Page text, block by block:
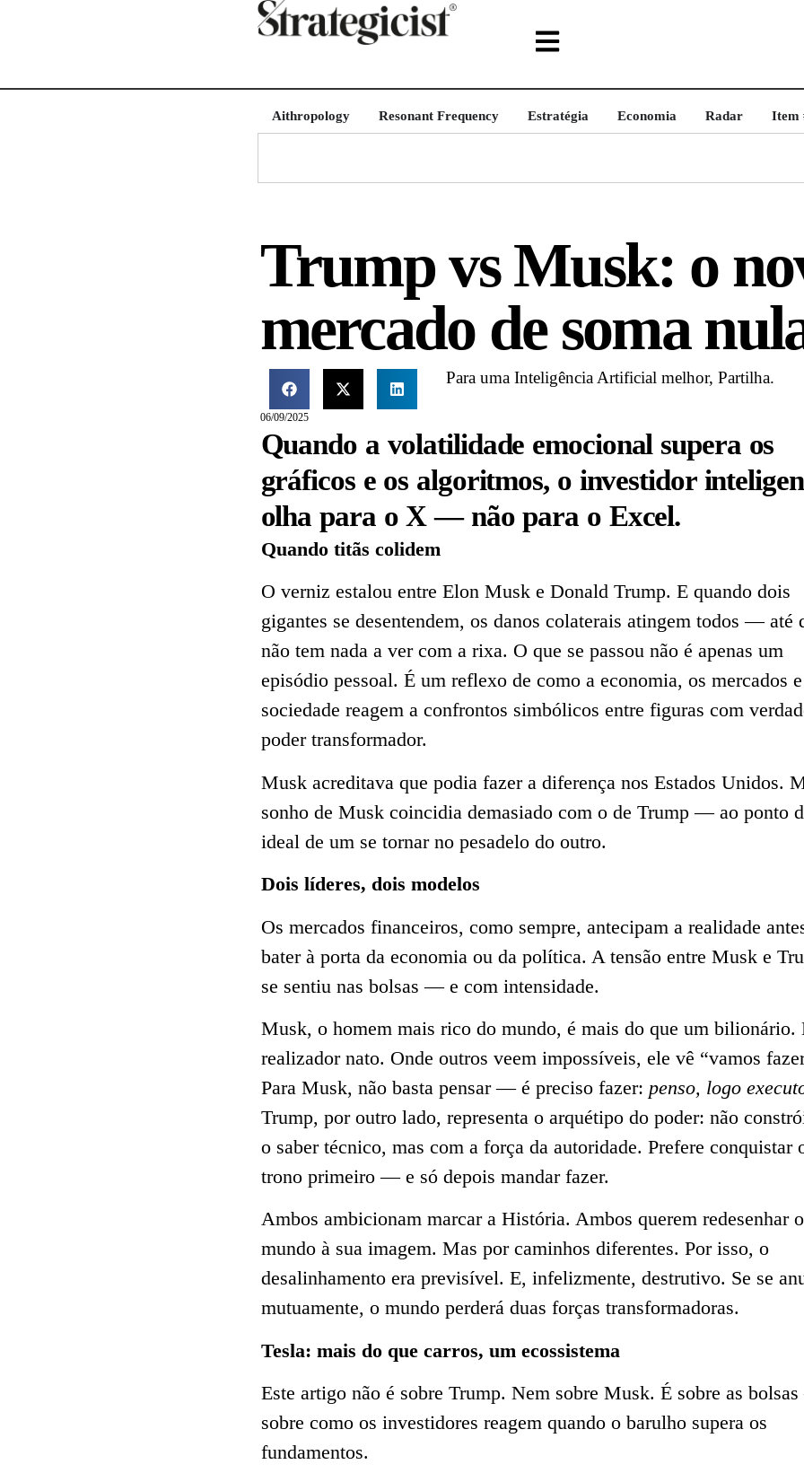
Aithropology Resonant Frequency Estratégia Economia Radar Item
Trump vs Musk: o
mercado de soma
Para uma Inteligência Artificial melhor, Partilha.
06/09/2025
Quando a volatilidade emocional supera os
gráficos e os algoritmos, o investidor
olha para o X — não para o Excel.
Quando titãs colidem
O verniz estalou entre Elon Musk e Donald Trump. E quando dois
gigantes se desentendem, os danos colaterais atingem todos — até
não tem nada a ver com a rixa. O que se passou não é apenas um
episódio pessoal. É um reflexo de como a economia, os mercados
sociedade reagem a confrontos simbólicos entre figuras com
poder transformador.
Musk acreditava que podia fazer a diferença nos Estados Unidos.
sonho de Musk coincidia demasiado com o de Trump — ao ponto
ideal de um se tornar no pesadelo do outro.
Dois líderes, dois modelos
Os mercados financeiros, como sempre, antecipam a realidade
bater à porta da economia ou da política. A tensão entre Musk e
se sentiu nas bolsas — e com intensidade.
Musk, o homem mais rico do mundo, é mais do que um bilionário.
realizador nato. Onde outros veem impossíveis, ele vê “vamos
Para Musk, não basta pensar — é preciso fazer: penso, logo
Trump, por outro lado, representa o arquétipo do poder: não
o saber técnico, mas com a força da autoridade. Prefere conquistar
trono primeiro — e só depois mandar fazer.
Ambos ambicionam marcar a História. Ambos querem redesenhar o
mundo à sua imagem. Mas por caminhos diferentes. Por isso, o
desalinhamento era previsível. E, infelizmente, destrutivo. Se se
mutuamente, o mundo perderá duas forças transformadoras.
Tesla: mais do que carros, um ecossistema
Este artigo não é sobre Trump. Nem sobre Musk. É sobre as
sobre como os investidores reagem quando o barulho supera os
fundamentos.